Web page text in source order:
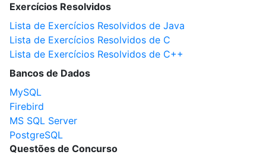
Exercícios Resolvidos
Lista de Exercícios Resolvidos de Java
Lista de Exercícios Resolvidos de C
Lista de Exercícios Resolvidos de C++
Bancos de Dados
MySQL
Firebird
MS SQL Server
PostgreSQL
Questões de Concurso